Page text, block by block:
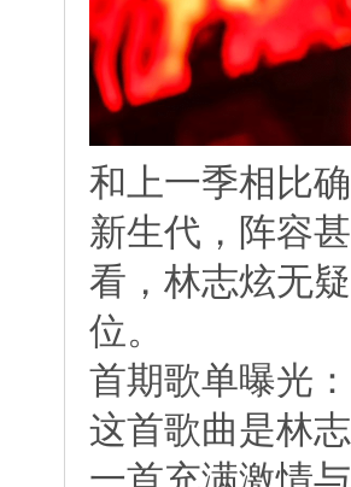
和上一季相比
新生代，阵容
看，林志炫无
位。
首期歌单曝光
这首歌曲是林